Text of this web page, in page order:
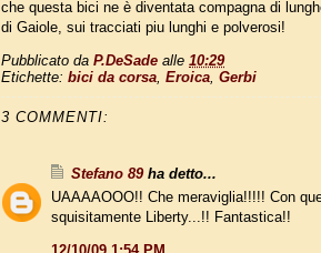
che questa bici ne è diventata compagna di
di Gaiole, sui tracciati piu lunghi e polverosi!
Pubblicato da P.DeSade alle 10:29
Etichette: bici da corsa Eroica Gerbi
3 COMMENTI:
Stefano 89ha detto...
UAAAAOOO!! Che meraviglia!!!!! Con
squisitamente Liberty...!! Fantastica!!
12/10/09 1:54 PM